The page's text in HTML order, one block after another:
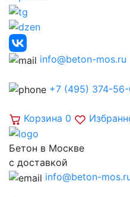
info@beton-mos.ru
+7 (495) 374-
Корзина 0
Бетон в Москве
с доставкой
info@beton-